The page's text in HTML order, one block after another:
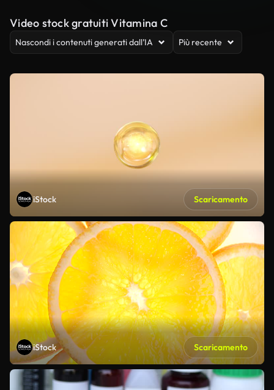
Video stock gratuiti Vitamina C
Nascondi i contenuti generati dall’IA Più recente
iStock Scaricamento
iStock Scaricamento